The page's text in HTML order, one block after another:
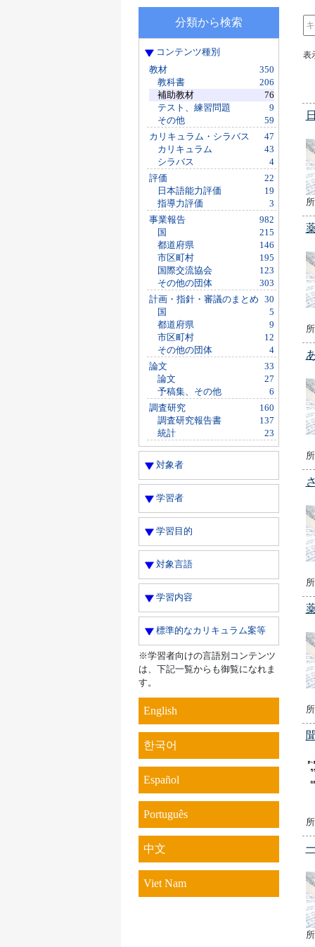
分類から検索
コンテンツ種別
教材
350
教科書
206
補助教材
76
テスト、練習問題
9
その他
59
カリキュラム・シラバス
47
カリキュラム
43
シラバス
4
評価
22
日本語能力評価
19
指導力評価
3
事業報告
982
国
215
都道府県
146
市区町村
195
国際交流協会
123
その他の団体
303
計画・指針・審議のまとめ 30
国
5
都道府県
9
市区町村
12
その他の団体
4
論文
33
論文
27
予稿集、その他
6
調査研究
160
調査研究報告書
137
統計
23
対象者
学習者
学習目的
対象言語
学習内容
標準的なカリキュラム案等
※学習者向けの言語別コンテンツ
は、下記一覧からも御覧になれま
す。
English
한국어
Español
Português
中文
Viet Nam
表